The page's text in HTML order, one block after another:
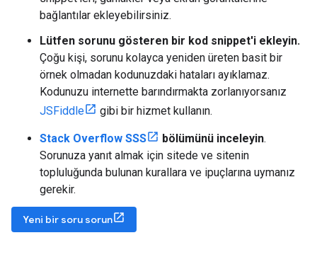
bağlantılar ekleyebilirsiniz.
Lütfen sorunu gösteren bir kod snippet'i ekleyin.
Çoğu kişi, sorunu kolayca yeniden üreten basit bir
örnek olmadan kodunuzdaki hataları ayıklamaz.
Kodunuzu internette barındırmakta zorlanıyorsanız
JSFiddle
gibi bir hizmet kullanın.
Stack Overflow SSS bölümünü inceleyin.
Sorunuza yanıt almak için sitede ve sitenin
topluluğunda bulunan kurallara ve ipuçlarına uymanız
gerekir.
Yeni bir soru sorun